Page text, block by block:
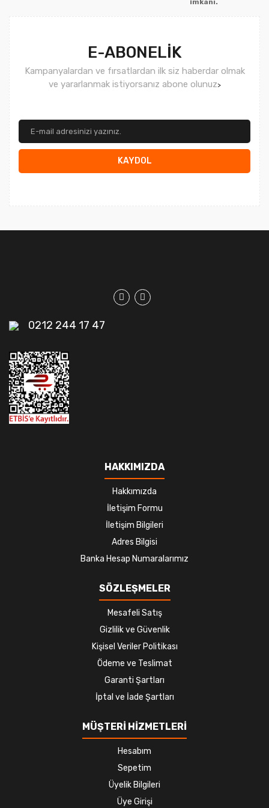
imkanı.
E-ABONELİK
Kampanyalardan ve fırsatlardan ilk siz haberdar olmak
ve yararlanmak istiyorsanız abone olunuz>
KAYDOL
0212 244 17 47
HAKKIMIZDA
Hakkımızda
İletişim Formu
İletişim Bilgileri
Adres Bilgisi
Banka Hesap Numaralarımız
SÖZLEŞMELER
Mesafeli Satış
Gizlilik ve Güvenlik
Kişisel Veriler Politikası
Ödeme ve Teslimat
Garanti Şartları
İptal ve İade Şartları
MÜŞTERİ HİZMETLERİ
Hesabım
Sepetim
Üyelik Bilgileri
Üye Girişi